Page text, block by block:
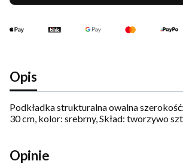
Opis
Podkładka strukturalna owalna
30 cm, kolor: srebrny, Skład: tworzywo
Opinie